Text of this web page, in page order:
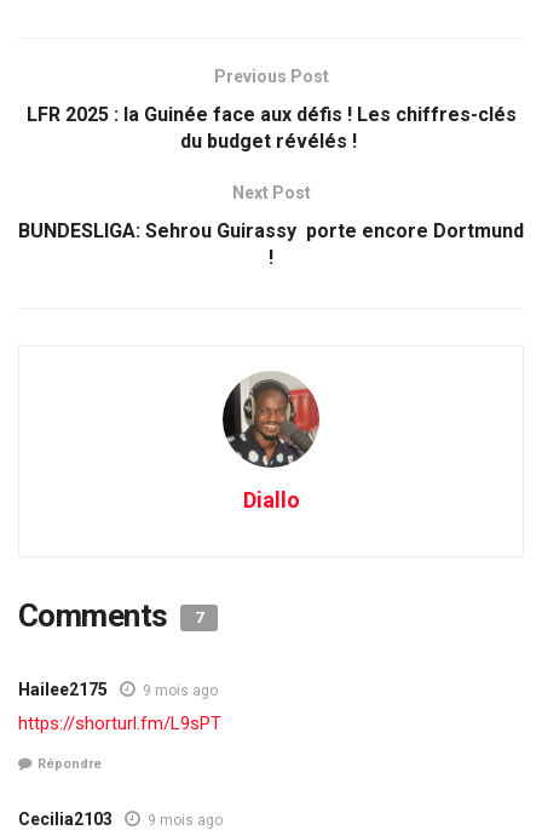
Previous Post
LFR 2025 : la Guinée face aux défis ! Les chiffres-clés
du budget révélés !
Next Post
BUNDESLIGA: Sehrou Guirassy porte encore Dortmund
!
Diallo
Comments 7
Hailee2175 9 mois ago
https://shorturl.fm/L9sPT
Répondre
Cecilia2103 9 mois ago